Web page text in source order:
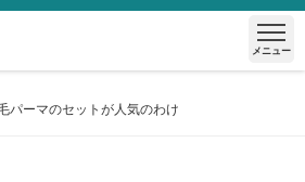
メニュー
パーマのセットが人気のわけ